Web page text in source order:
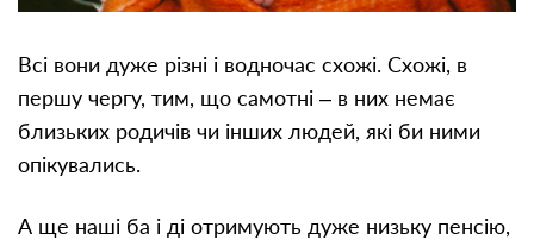
Всі вони дуже різні і водночас схожі. Схожі, в
першу чергу, тим, що самотні – в них немає
близьких родичів чи інших людей, які би ними
опікувались.
А ще наші ба і ді отримують дуже низьку пенсію,